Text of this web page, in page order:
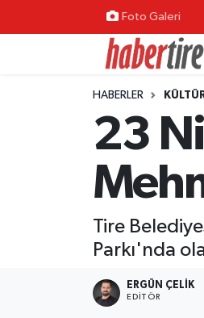
Foto Galeri
HABERLER
23
Tire
Parkı'nda
ERGÜN ÇELIK
EDITÖR
Tire Nöbetçi Eczaneler
Tire Hava Durumu
Tire Trafik Yoğunluk
Süper Lig Puan Durumu
Tüm Manşetler
Haber Arşivi